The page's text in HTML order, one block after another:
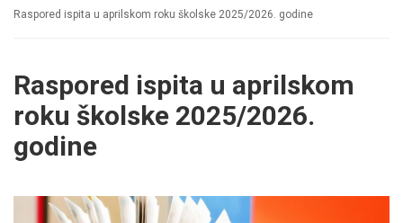
Raspored ispita u aprilskom roku školske 2025/2026. godine
Raspored ispita u aprilskom
roku školske 2025/2026.
godine